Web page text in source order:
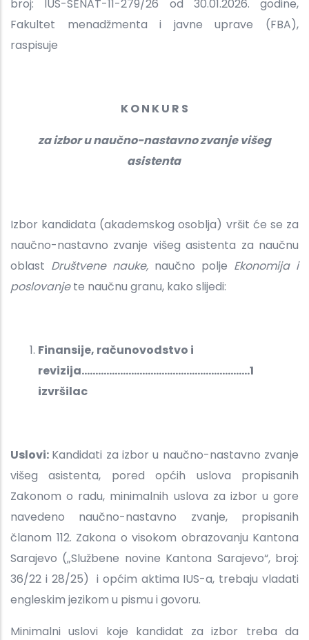
broj: IUS-SENAT-11-279/26 od 30.01.2026. godine,
Fakultet menadžmenta i javne uprave (FBA),
raspisuje
K O N K U R S
za izbor u naučno-nastavno zvanje višeg
asistenta
Izbor kandidata (akademskog osoblja) vršit će se za
naučno-nastavno zvanje višeg asistenta za naučnu
oblast Društvene nauke, naučno polje Ekonomija i
poslovanjete naučnu granu, kako slijedi:
Finansije, računovodstvo i
revizija.............................................................1
izvršilac
Uslovi: Kandidati za izbor u naučno-nastavno zvanje
višeg asistenta, pored općih uslova propisanih
Zakonom o radu, minimalnih uslova za izbor u gore
navedeno naučno-nastavno zvanje, propisanih
članom 112. Zakona o visokom obrazovanju Kantona
Sarajevo („Službene novine Kantona Sarajevo“, broj:
36/22 i 28/25) i općim aktima IUS-a, trebaju vladati
engleskim jezikom u pismu i govoru.
Minimalni uslovi koje kandidat za izbor treba da